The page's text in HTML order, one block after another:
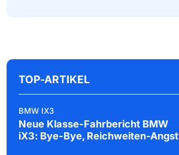
TOP-ARTIKEL
BMW IX3
Neue Klasse-Fahrbericht BMW
iX3: Bye-Bye, Reichweiten-Angst